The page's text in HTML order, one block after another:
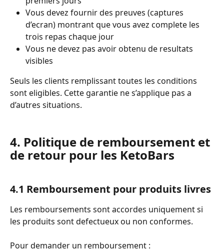
Vous devez fournir des preuves (captures
d’ecran) montrant que vous avez complete les
trois repas chaque jour
Vous ne devez pas avoir obtenu de resultats
visibles
Seuls les clients remplissant toutes les conditions
sont eligibles. Cette garantie ne s’applique pas a
d’autres situations.
4. Politique de remboursement et
de retour pour les KetoBars
4.1 Remboursement pour produits livres
Les remboursements sont accordes uniquement si
les produits sont defectueux ou non conformes.
Pour demander un remboursement :